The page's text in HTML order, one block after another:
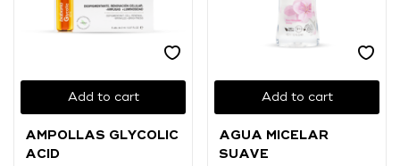
Add to cart
AMPOLLAS GLYCOLIC
ACID
Add to cart
AGUA MICELAR
SUAVE